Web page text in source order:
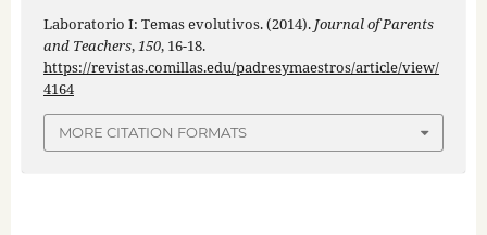
Laboratorio I: Temas evolutivos. (2014). Journal of Parents
and Teachers,150, 16-18.
https://revistas.comillas.edu/padresymaestros/article/view/
4164
MORE CITATION FORMATS